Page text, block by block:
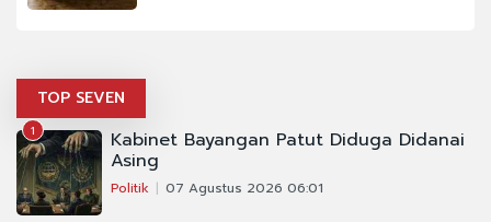
TOP SEVEN
1 Kabinet Bayangan Patut Diduga Didanai
Asing
Politik 07 Agustus 2026 06:01